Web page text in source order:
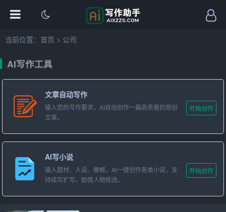
当前位置： 首页 > 公司
AI写作工具
文章自动写作
输入您的写作要求，AI自动创作一篇高质量的原创
文章。
开始创作
AI写小说
输入题材、人设、梗概，AI一键创作各类小说，支
持续写扩写、剧情人物修改。
开始创作